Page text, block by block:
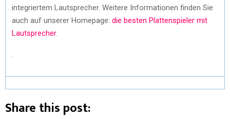
integriertem Lautsprecher. Weitere Informationen finden Sie
auch auf unserer Homepage: die besten Plattenspieler mit
Lautsprecher.
Share this post: